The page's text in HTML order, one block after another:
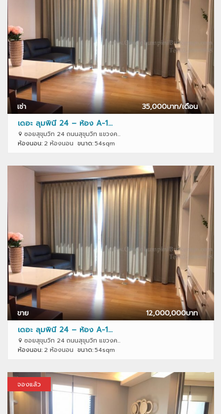
เช่า 35,000บาท/เดือน
เดอะ ลุมพินี 24 – ห้อง A-1...
ซอยสุขุมวิท 24 ถนนสุขุมวิท แขวงค...
ห้องนอน: 2 ห้องนอน ขนาด:54sqm
ขาย 12,000,000บาท
เดอะ ลุมพินี 24 – ห้อง A-1...
ซอยสุขุมวิท 24 ถนนสุขุมวิท แขวงค...
ห้องนอน: 2 ห้องนอน ขนาด:54sqm
จองแล้ว